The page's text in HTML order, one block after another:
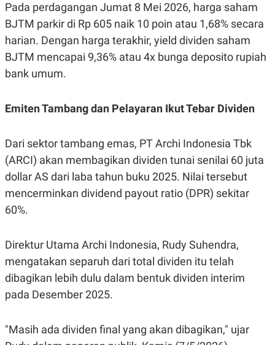
Pada perdagangan Jumat 8 Mei 2026, harga saham
BJTM parkir di Rp 605 naik 10 poin atau 1,68% secara
harian. Dengan harga terakhir, yield dividen saham
BJTM mencapai 9,36% atau 4x bunga deposito rupiah
bank umum.
Emiten Tambang dan Pelayaran Ikut Tebar Dividen
Dari sektor tambang emas, PT Archi Indonesia Tbk
(ARCI) akan membagikan dividen tunai senilai 60 juta
dollar AS dari laba tahun buku 2025. Nilai tersebut
mencerminkan dividend payout ratio (DPR) sekitar
60%.
Direktur Utama Archi Indonesia, Rudy Suhendra,
mengatakan separuh dari total dividen itu telah
dibagikan lebih dulu dalam bentuk dividen interim
pada Desember 2025.
"Masih ada dividen final yang akan dibagikan," ujar